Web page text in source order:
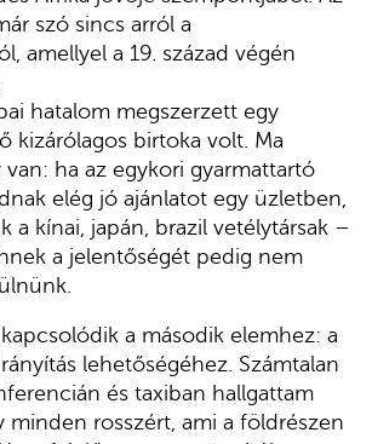
szó sincs arról a
amellyel a 19. század végén
hatalom megszerzett egy
kizárólagos birtoka volt. Ma
ha az egykori gyarmattartó
elég jó ajánlatot egy üzletben,
a kínai, japán, brazil vetélytársak –
a jelentőségét pedig nem
a második elemhez: a
lehetőségéhez. Számtalan
és taxiban hallgattam
minden rosszért, ami a földrészen